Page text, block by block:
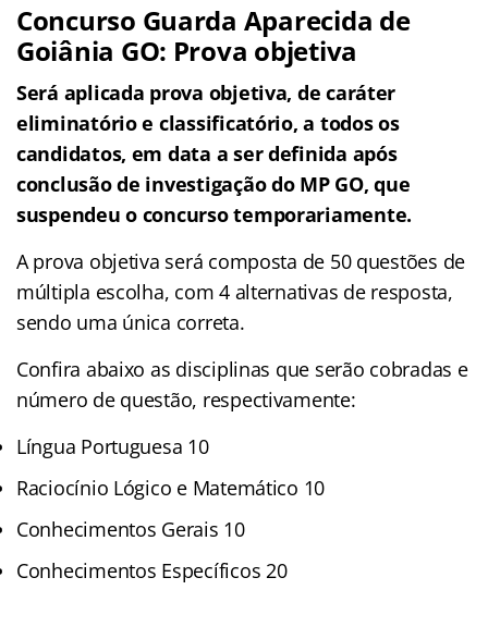
Concurso Guarda Aparecida de
Goiânia GO: Prova objetiva
Será aplicada prova objetiva, de caráter
eliminatório e classificatório, a todos os
candidatos, em data a ser definida após
conclusão de investigação do MP GO, que
suspendeu o concurso temporariamente.
A prova objetiva será composta de 50 questões de
múltipla escolha, com 4 alternativas de resposta,
sendo uma única correta.
Confira abaixo as disciplinas que serão cobradas e
número de questão, respectivamente:
Língua Portuguesa 10
Raciocínio Lógico e Matemático 10
Conhecimentos Gerais 10
Conhecimentos Específicos 20